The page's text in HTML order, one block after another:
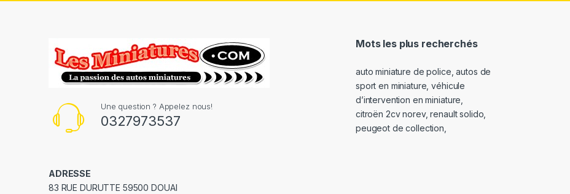
Une question ? Appelez nous!
0327973537
ADRESSE
83 RUE DURUTTE 59500 DOUAI
Mots les plus recherchés
auto miniature de police ,autos de
sport en miniature ,véhicule
d’intervention en miniature
citroën 2cv norev,renault solido
peugeot de collection